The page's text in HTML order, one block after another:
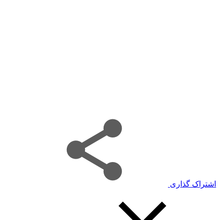
اشتراک گذاری